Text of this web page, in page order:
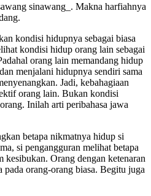
sinawang_. Makna harfiahnya
kondisi hidupnya sebagai biasa
kondisi hidup orang lain sebagai
orang lain memandang hidup
menjalani hidupnya sendiri sama
Jadi, kebahagiaan
orang lain. Bukan kondisi
Inilah arti peribahasa jawa
betapa nikmatnya hidup si
si pengangguran melihat betapa
kesibukan. Orang dengan ketenaran
pada orang-orang biasa. Begitu juga